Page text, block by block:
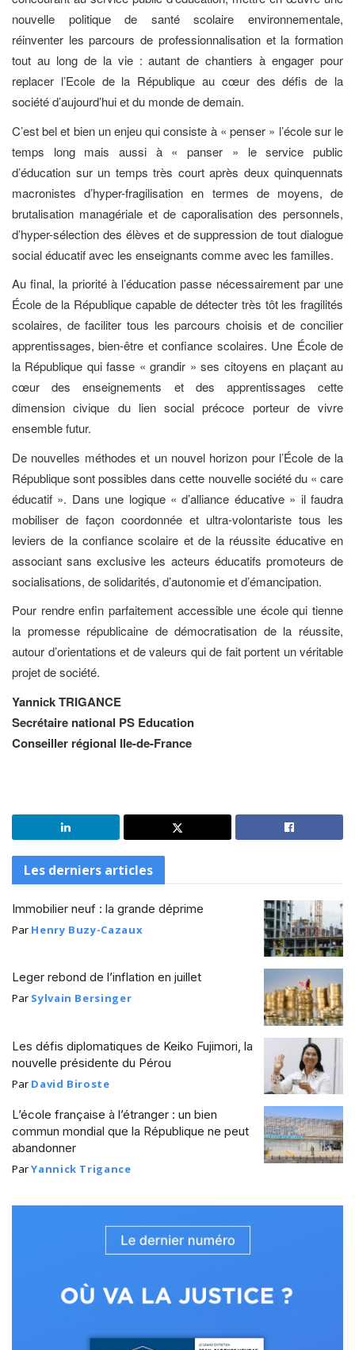
nouvelle politique de santé scolaire environnementale,
réinventer les parcours de professionnalisation et la formation
tout au long de la vie : autant de chantiers à engager pour
replacer l’Ecole de la République au cœur des défis de la
société d’aujourd’hui et du monde de demain.
C’est bel et bien un enjeu qui consiste à « penser » l’école sur le
temps long mais aussi à « panser » le service public
d’éducation sur un temps très court après deux quinquennats
macronistes d’hyper-fragilisation en termes de moyens, de
brutalisation managériale et de caporalisation des personnels,
d’hyper-sélection des élèves et de suppression de tout dialogue
social éducatif avec les enseignants comme avec les familles.
Au final, la priorité à l’éducation passe nécessairement par une
École de la République capable de détecter très tôt les fragilités
scolaires, de faciliter tous les parcours choisis et de concilier
apprentissages, bien-être et confiance scolaires. Une École de
la République qui fasse « grandir » ses citoyens en plaçant au
cœur des enseignements et des apprentissages cette
dimension civique du lien social précoce porteur de vivre
ensemble futur.
De nouvelles méthodes et un nouvel horizon pour l’École de la
République sont possibles dans cette nouvelle société du « care
éducatif ». Dans une logique « d’alliance éducative » il faudra
mobiliser de façon coordonnée et ultra-volontariste tous les
leviers de la confiance scolaire et de la réussite éducative en
associant sans exclusive les acteurs éducatifs promoteurs de
socialisations, de solidarités, d’autonomie et d’émancipation.
Pour rendre enfin parfaitement accessible une école qui tienne
la promesse républicaine de démocratisation de la réussite,
autour d’orientations et de valeurs qui de fait portent un véritable
projet de société.
Yannick TRIGANCE
Secrétaire national PS Education
Conseiller régional Ile-de-France
Les derniers articles
Immobilier neuf : la grande déprime
Par Henry Buzy-Cazaux
Leger rebond de l’inflation en juillet
Par Sylvain Bersinger
Les défis diplomatiques de Keiko Fujimori, la
nouvelle présidente du Pérou
Par David Biroste
L’école française à l’étranger : un bien
commun mondial que la République ne peut
abandonner
ParYannick Trigance